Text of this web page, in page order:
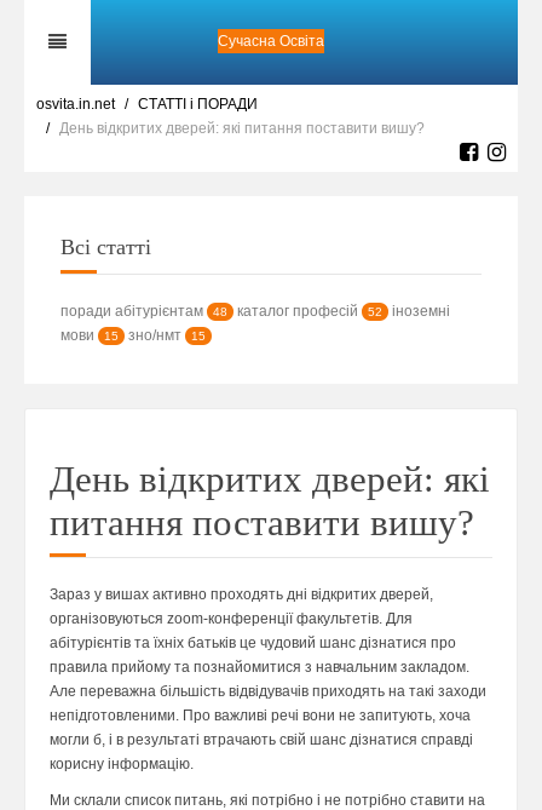
Сучасна Освіта
osvita.in.net
СТАТТІ і ПОРАДИ
День відкритих дверей: які питання поставити вишу?
Всі статті
поради абітурієнтам 48 каталог професій 52
іноземні
мови
15 зно/нмт 15
День відкритих дверей: які
питання поставити вишу?
Зараз у вишах активно проходять дні відкритих дверей,
організовуються zoom-конференції факультетів. Для
абітурієнтів та їхніх батьків це чудовий шанс дізнатися про
правила прийому та познайомитися з навчальним закладом.
Але переважна більшість відвідувачів приходять на такі заходи
непідготовленими. Про важливі речі вони не запитують, хоча
могли б, і в результаті втрачають свій шанс дізнатися справді
корисну інформацію.
Ми склали список питань, які потрібно і не потрібно ставити на